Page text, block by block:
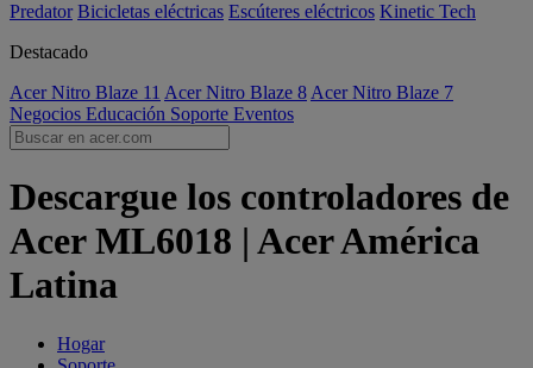
Predator Bicicletas eléctricas Escúteres eléctricos Kinetic Tech
Destacado
Acer Nitro Blaze 11 Acer Nitro Blaze 8 Acer Nitro Blaze 7
Negocios Educación Soporte Eventos
Descargue los controladores de
Acer ML6018 | Acer América
Latina
Hogar